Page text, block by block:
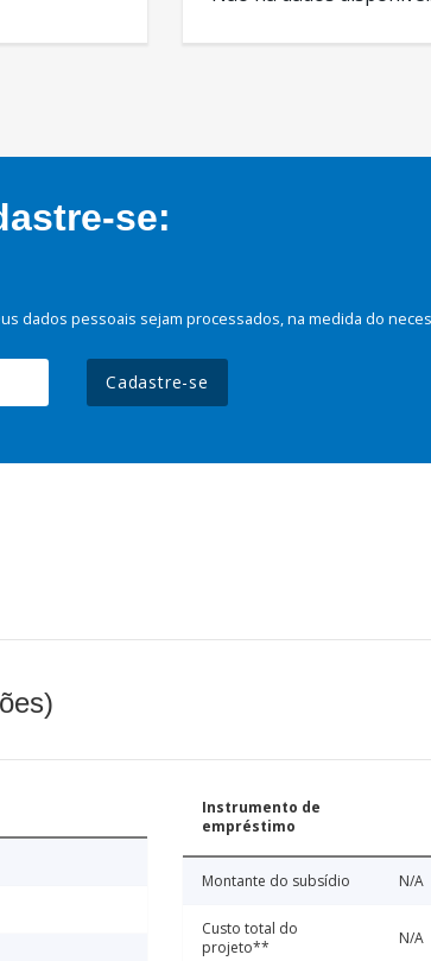
se:
dados pessoais sejam processados, na medida do
Cadastre-se
Instrumento de
empréstimo
Montante do subsídio N/A
Custo total do
projeto**
N/A